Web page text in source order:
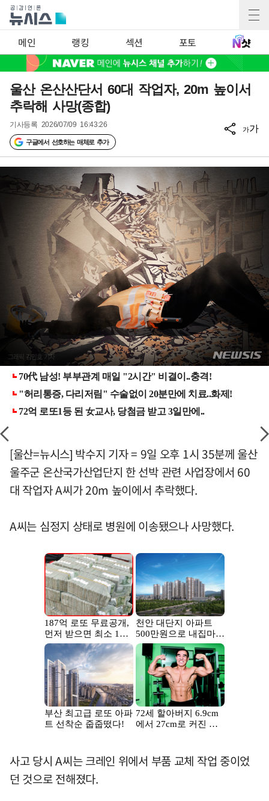
메인 랭킹 섹션 포토
울산 온산산단서 60대 작업자, 20m 높이서
추락해 사망(종합)
기사등록 2026/07/09 16:43:26
구글에서 선호하는 매체로 추가
가가
[울산=뉴시스] 박수지 기자 = 9일 오후 1시 35분께 울산
울주군 온산국가산업단지 한 선박 관련 사업장에서 60
대 작업자 A씨가 20m 높이에서 추락했다.
A씨는 심정지 상태로 병원에 이송됐으나 사망했다.
사고 당시 A씨는 크레인 위에서 부품 교체 작업 중이었
던 것으로 전해졌다.